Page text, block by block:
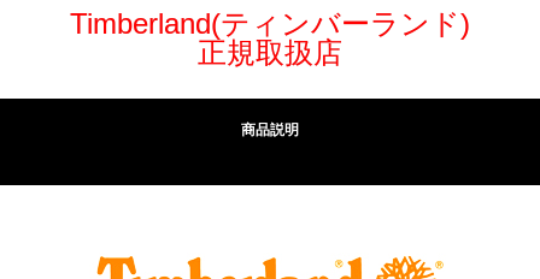
Timberland(ティンバーランド)
正規取扱店
商品説明